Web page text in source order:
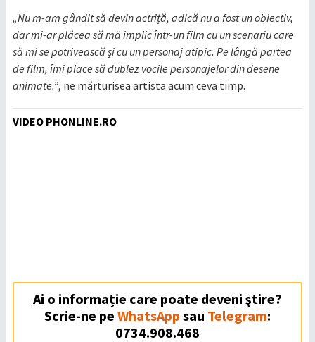
„Nu m-am gândit să devin actriță, adică nu a fost un obiectiv,
dar mi-ar plăcea să mă implic într-un film cu un scenariu care
să mi se potrivească și cu un personaj atipic. Pe lângă partea
de film, îmi place să dublez vocile personajelor din desene
animate.”, ne mărturisea artista acum ceva timp.
VIDEO PHONLINE.RO
Ai o informație care poate deveni ştire?
Scrie-ne pe WhatsApp sau Telegram:
0734.908.468